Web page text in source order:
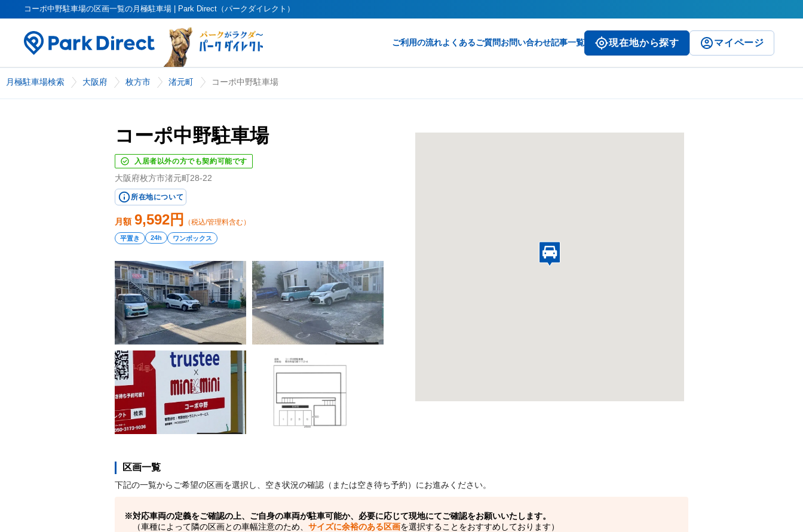
コーポ中野駐車場の区画一覧の月極駐車場 | Park Direct（パークダイレクト）
ご利用の流れよくあるご質問お問い合わせ記事一覧 現在地から探す マイページ
月極駐車場検索 大阪府 枚方市 渚元町 コーポ中野駐車場
コーポ中野駐車場
入居者以外の方でも契約可能です
大阪府枚方市渚元町28-22
所在地について
月額 9,592円 （税込/管理料含む）
平置き 24h ワンボックス
区画一覧
下記の一覧からご希望の区画を選択し、空き状況の確認（または空き待ち予約）にお進みください。
対応車両の定義をご確認の上、ご自身の車両が駐車可能か、必要に応じて現地にてご確認をお願いいたします。
（車種によって隣の区画との車幅注意のため、 サイズに余裕のある区画を選択することをおすすめしております）